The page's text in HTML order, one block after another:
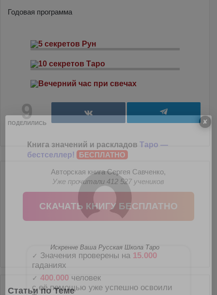
Годовая программа
9
ПОДЕЛИЛИСЬ
Искренне Ваша Русская Школа Таро
Статьи по Теме
Книга значений и раскладовТаро —
бестселлер!
БЕСПЛАТНО
Авторская книга Сергея Савченко,
Уже прочитали 412 527 учеников
СКАЧАТЬ КНИГУ БЕСПЛАТНО
✓ Значения проверены на 15.000
гаданиях
✓ 400.000 человек
с её помощью уже успешно освоили
✘